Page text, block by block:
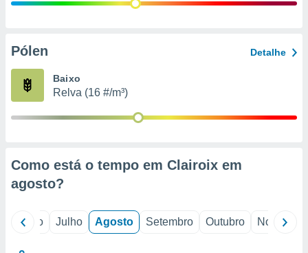
e
de
Pólen Detalhe
Baixo
Relva (16 #/m³)
Como está o tempo em Clairoix em
agosto?
Junho Julho Agosto Setembro Outubro Novembro